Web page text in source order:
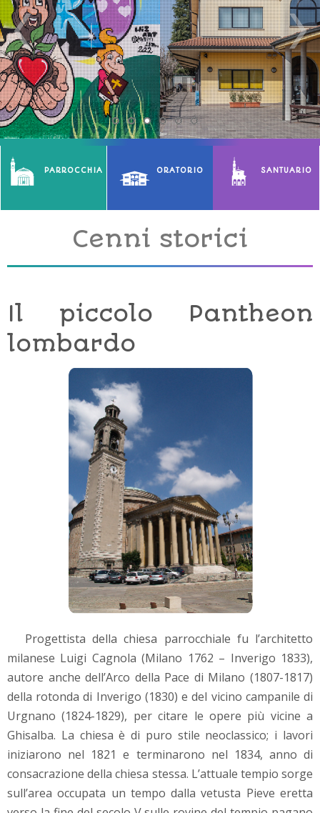
PARROCCHIA ORATORIO SANTUARIO
Cenni storici
Il piccolo Pantheon
lombardo
Progettista della chiesa parrocchiale fu l’architetto
milanese Luigi Cagnola (Milano 1762 – Inverigo 1833),
autore anche dell’Arco della Pace di Milano (1807-1817)
della rotonda di Inverigo (1830) e del vicino campanile di
Urgnano (1824-1829), per citare le opere più vicine a
Ghisalba. La chiesa è di puro stile neoclassico; i lavori
iniziarono nel 1821 e terminarono nel 1834, anno di
consacrazione della chiesa stessa. L’attuale tempio sorge
sull’area occupata un tempo dalla vetusta Pieve eretta